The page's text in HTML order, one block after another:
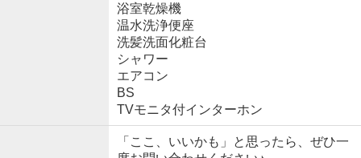
浴室乾燥機
温水洗浄便座
洗髪洗面化粧台
シャワー
エアコン
BS
TVモニタ付インターホン
「ここ、いいかも」と思ったら、ぜひ一